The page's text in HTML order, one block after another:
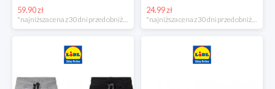
59.90 zł 24.99 zł